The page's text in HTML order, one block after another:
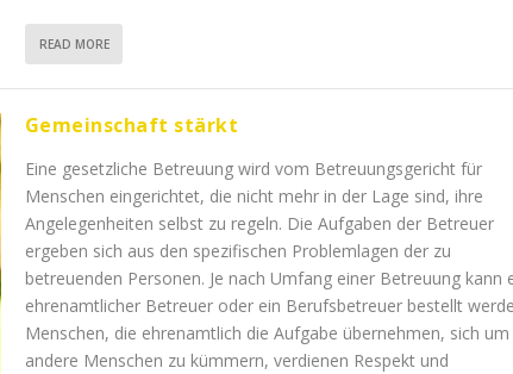
READ MORE
Gemeinschaft stärkt
Eine gesetzliche Betreuung wird vom Betreuungsgericht für
Menschen eingerichtet, die nicht mehr in der Lage sind, ihre
Angelegenheiten selbst zu regeln. Die Aufgaben der Betreuer
ergeben sich aus den spezifischen Problemlagen der zu
betreuenden Personen. Je nach Umfang einer Betreuung kann
ehrenamtlicher Betreuer oder ein Berufsbetreuer bestellt
Menschen, die ehrenamtlich die Aufgabe übernehmen, sich um
andere Menschen zu kümmern, verdienen Respekt und